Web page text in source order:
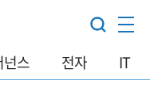
넌스 전자 IT